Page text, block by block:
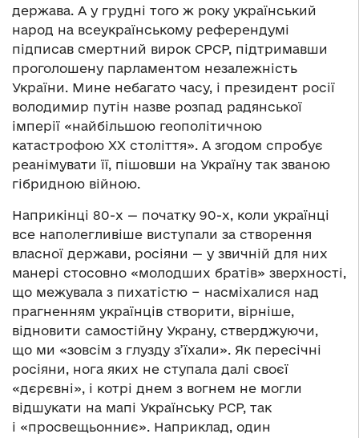
держава. А у грудні того ж року український
народ на всеукраїнському референдумі
підписав смертний вирок СРСР, підтримавши
проголошену парламентом незалежність
України. Мине небагато часу, і президент росії
володимир путін назве розпад радянської
імперії «найбільшою геополітичною
катастрофою ХХ століття». А згодом спробує
реанімувати її, пішовши на Україну так званою
гібридною війною.
Наприкінці 80-х — початку 90-х, коли українці
все наполегливіше виступали за створення
власної держави, росіяни — у звичній для них
манері стосовно «молодших братів» зверхності,
що межувала з пихатістю − насміхалися над
прагненням українців створити, вірніше,
відновити самостійну Украну, стверджуючи,
що ми «зовсім з глузду з’їхали». Як пересічні
росіяни, нога яких не ступала далі своєї
«дєрєвні», і котрі днем з вогнем не могли
відшукати на мапі Українську РСР, так
і «просвещьонниє». Наприклад, один